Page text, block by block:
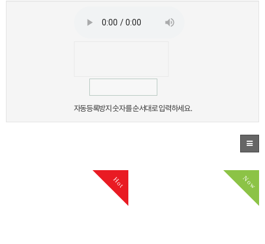
자동등록방지 숫자를 순서대로 입력하세요.
Hot Now